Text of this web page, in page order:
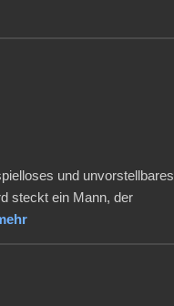
und unvorstellbares
steckt ein Mann, der